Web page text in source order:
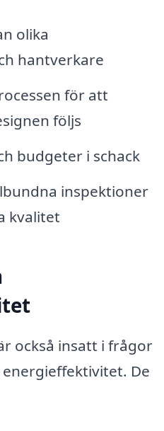
olika
hantverkare
för att
följs
budgeter i schack
inspektioner
kvalitet
också insatt i frågor
De